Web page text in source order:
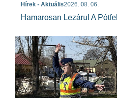
Hírek - Aktuális2026. 08. 06.
Hamarosan Lezárul A